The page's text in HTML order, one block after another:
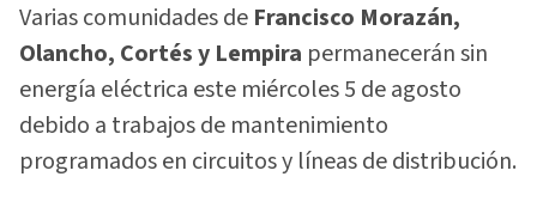
Varias comunidades de Francisco Morazán,
Olancho, Cortés y Lempira permanecerán sin
energía eléctrica este miércoles 5 de agosto
debido a trabajos de mantenimiento
programados en circuitos y líneas de distribución.